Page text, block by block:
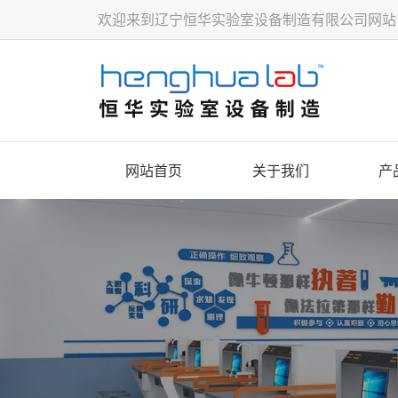
欢迎来到辽宁恒华实验室设备制造有限公司网
网站首页 关于我们 产